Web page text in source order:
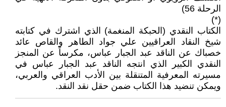
الرحلة 56)
(*)
الكتاب النقدي (الحبكة المنغمة) الذي اشترك في كتابته
شيخ النقاد العراقيين علي جواد الطاهر والقاص عائد
خصباك عن الناقد عبد الجبار عباس، مكرساً عن المنجز
النقدي الكبير الذي انتجه الناقد عبد الجبار عباس في
مسيرته المعرفية المتنقلة بين الأدب العراقي والعربي،
ويمكن تنضيد هذا الكتاب ضمن حقل نقد النقد.